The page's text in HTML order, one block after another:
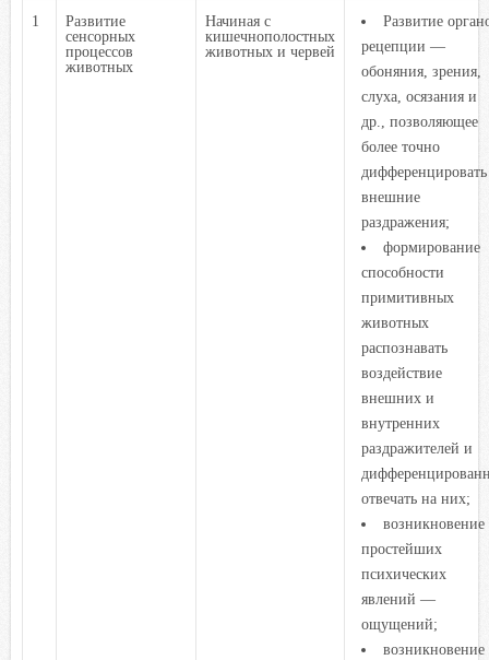
1
Развитие
сенсорных
процессов
животных
Начиная с
кишечнополостных
животных и червей
Развитие
рецепции —
обоняния, зрения,
слуха, осязания и
др., позволяющее
более точно
дифференцировать
внешние
раздражения;
формирование
способности
примитивных
животных
распознавать
воздействие
внешних и
внутренних
раздражителей и
отвечать на них;
возникновение
простейших
психических
явлений —
ощущений;
возникновение